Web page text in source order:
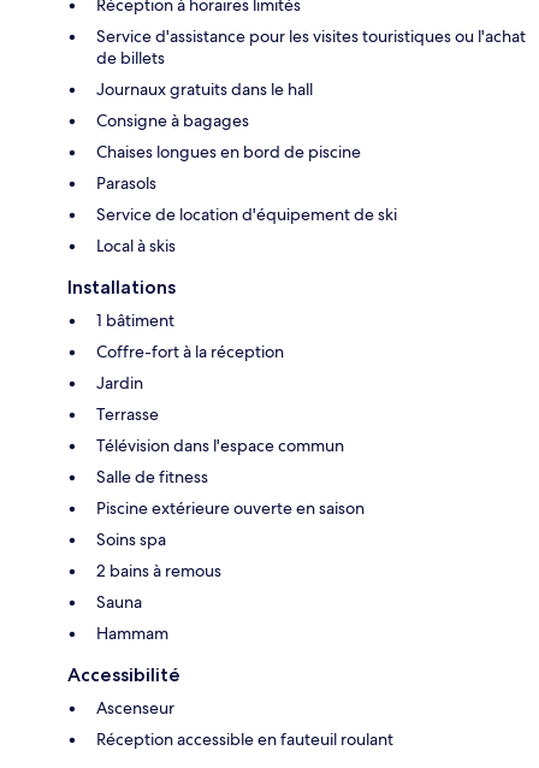
Réception à horaires limités
Service d'assistance pour les visites touristiques ou l'achat
de billets
Journaux gratuits dans le hall
Consigne à bagages
Chaises longues en bord de piscine
Parasols
Service de location d'équipement de ski
Local à skis
Installations
1 bâtiment
Coffre-fort à la réception
Jardin
Terrasse
Télévision dans l'espace commun
Salle de fitness
Piscine extérieure ouverte en saison
Soins spa
2 bains à remous
Sauna
Hammam
Accessibilité
Ascenseur
Réception accessible en fauteuil roulant